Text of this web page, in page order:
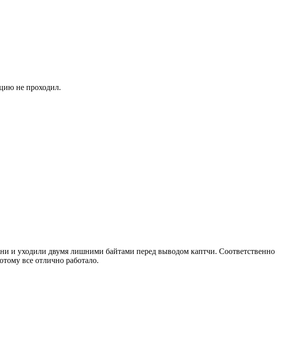
не проходил.
и уходили двумя лишними байтами перед выводом каптчи. Соответственно
все отлично работало.